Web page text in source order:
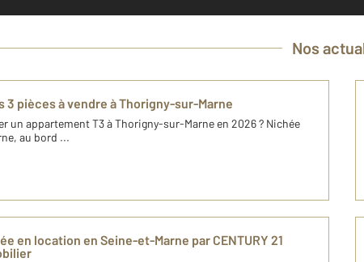
Nos
3 pièces à vendre à Thorigny-sur-Marne
un appartement T3 à Thorigny-sur-Marne en 2026 ? Nichée
au bord ...
en location en Seine-et-Marne par CENTURY 21